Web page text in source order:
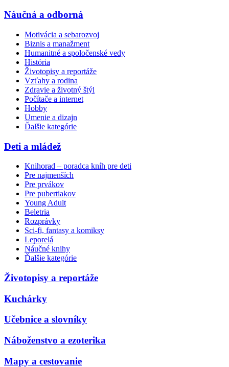
Náučná a odborná
Motivácia a sebarozvoj
Biznis a manažment
Humanitné a spoločenské vedy
História
Životopisy a reportáže
Vzťahy a rodina
Zdravie a životný štýl
Počítače a internet
Hobby
Umenie a dizajn
Ďalšie kategórie
Deti a mládež
Knihorad – poradca kníh pre deti
Pre najmenších
Pre prvákov
Pre pubertiakov
Young Adult
Beletria
Rozprávky
Sci-fi, fantasy a komiksy
Leporelá
Náučné knihy
Ďalšie kategórie
Životopisy a reportáže
Kuchárky
Učebnice a slovníky
Náboženstvo a ezoterika
Mapy a cestovanie